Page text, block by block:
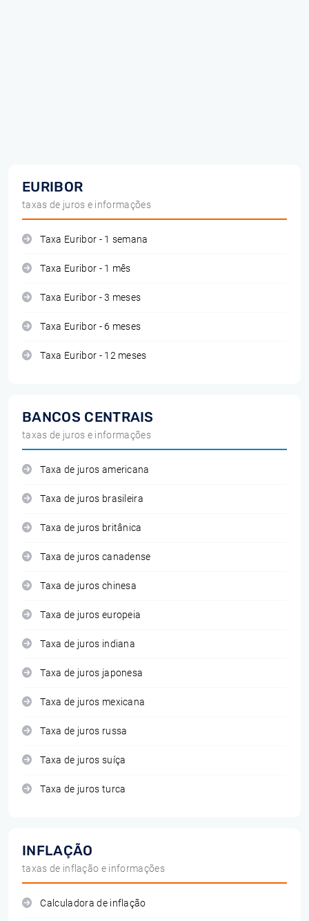
EURIBOR
taxas de juros e informações
Taxa Euribor - 1 semana
Taxa Euribor - 1 mês
Taxa Euribor - 3 meses
Taxa Euribor - 6 meses
Taxa Euribor - 12 meses
BANCOS CENTRAIS
taxas de juros e informações
Taxa de juros americana
Taxa de juros brasileira
Taxa de juros britânica
Taxa de juros canadense
Taxa de juros chinesa
Taxa de juros europeia
Taxa de juros indiana
Taxa de juros japonesa
Taxa de juros mexicana
Taxa de juros russa
Taxa de juros suíça
Taxa de juros turca
INFLAÇÃO
taxas de inflação e informações
Calculadora de inflação